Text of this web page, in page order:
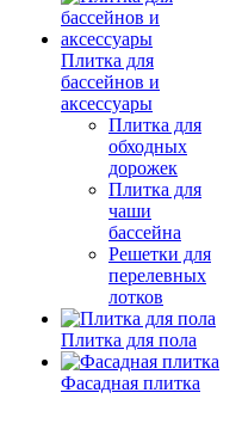
Плитка для
бассейнов и
аксессуары
Плитка для
обходных
дорожек
Плитка для
чаши
бассейна
Решетки для
перелевных
лотков
Плитка для пола
Фасадная плитка